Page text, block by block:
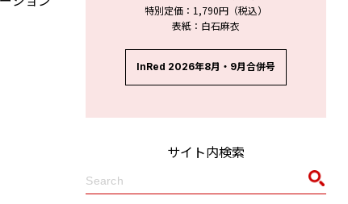
特別定価：1,790円（税込）
表紙：白石麻衣
InRed 2026年8月・9月合併号
サイト内検索